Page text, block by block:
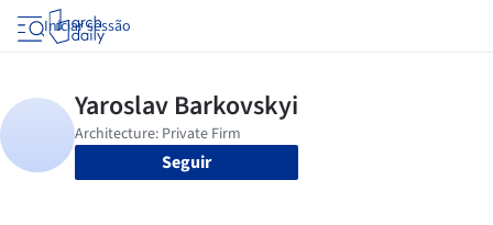
Iniciar sessão
Seguir